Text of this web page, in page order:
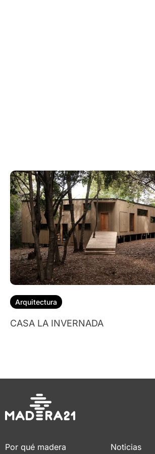
Arquitectura
CASA LA INVERNADA
Por qué madera Noticias